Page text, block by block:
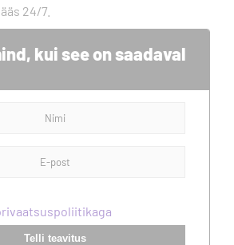
24/7.
kui see on saadaval
Telli teavitus